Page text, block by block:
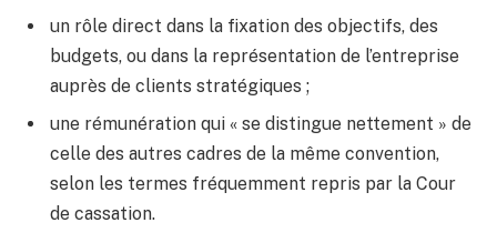
un rôle direct dans la fixation des objectifs, des
budgets, ou dans la représentation de l’entreprise
auprès de clients stratégiques ;
une rémunération qui « se distingue nettement » de
celle des autres cadres de la même convention,
selon les termes fréquemment repris par la Cour
de cassation.